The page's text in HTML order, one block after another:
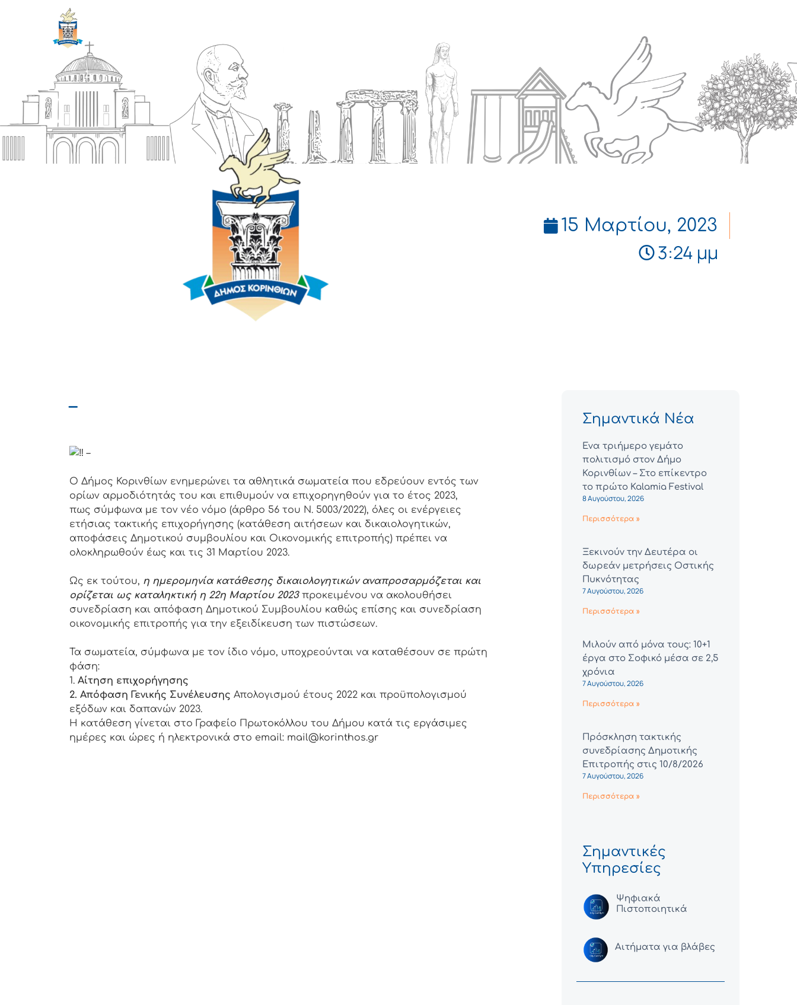
15 Μαρτίου, 2023
3:24 μμ
–
–
Ο Δήμος Κορινθίων ενημερώνει τα αθλητικά σωματεία που εδρεύουν εντός των
ορίων αρμοδιότητάς του και επιθυμούν να επιχορηγηθούν για το έτος 2023,
πως σύμφωνα με τον νέο νόμο (άρθρο 56 του Ν. 5003/2022), όλες οι ενέργειες
ετήσιας τακτικής επιχορήγησης (κατάθεση αιτήσεων και δικαιολογητικών,
αποφάσεις Δημοτικού συμβουλίου και Οικονομικής επιτροπής) πρέπει να
ολοκληρωθούν έως και τις 31 Μαρτίου 2023.
Ως εκ τούτου, η ημερομηνία κατάθεσης δικαιολογητικών αναπροσαρμόζεται και
ορίζεται ως καταληκτική η 22η Μαρτίου 2023 προκειμένου να ακολουθήσει
συνεδρίαση και απόφαση Δημοτικού Συμβουλίου καθώς επίσης και συνεδρίαση
οικονομικής επιτροπής για την εξειδίκευση των πιστώσεων.
Τα σωματεία, σύμφωνα με τον ίδιο νόμο, υποχρεούνται να καταθέσουν σε πρώτη
φάση:
1. Αίτηση επιχορήγησης
2. Απόφαση Γενικής Συνέλευσης Απολογισμού έτους 2022 και προϋπολογισμού
εξόδων και δαπανών 2023.
Η κατάθεση γίνεται στο Γραφείο Πρωτοκόλλου του Δήμου κατά τις εργάσιμες
ημέρες και ώρες ή ηλεκτρονικά στο email: mail@korinthos.gr
Σημαντικά Νέα
Ένα τριήμερο γεμάτο
πολιτισμό στον Δήμο
Κορινθίων – Στο επίκεντρο
το πρώτο Kalamia Festival
8 Αυγούστου, 2026
Περισσότερα »
Ξεκινούν την Δευτέρα οι
δωρεάν μετρήσεις Οστικής
Πυκνότητας
7 Αυγούστου, 2026
Περισσότερα »
Μιλούν από μόνα τους: 10+1
έργα στο Σοφικό μέσα σε 2,5
χρόνια
7 Αυγούστου, 2026
Περισσότερα »
Πρόσκληση τακτικής
συνεδρίασης Δημοτικής
Επιτροπής στις 10/8/2026
7 Αυγούστου, 2026
Περισσότερα »
Σημαντικές
Υπηρεσίες
Ψηφιακά
Πιστοποιητικά
Αιτήματα για βλάβες